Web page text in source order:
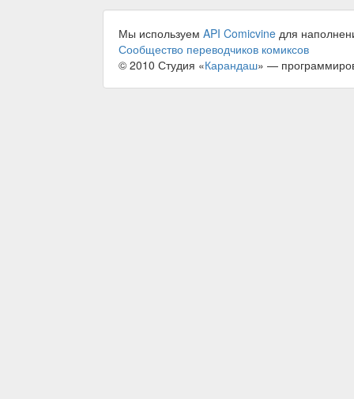
Мы используем API Comicvine для
Сообщество переводчиков комиксов
© 2010 Студия «Карандаш» —